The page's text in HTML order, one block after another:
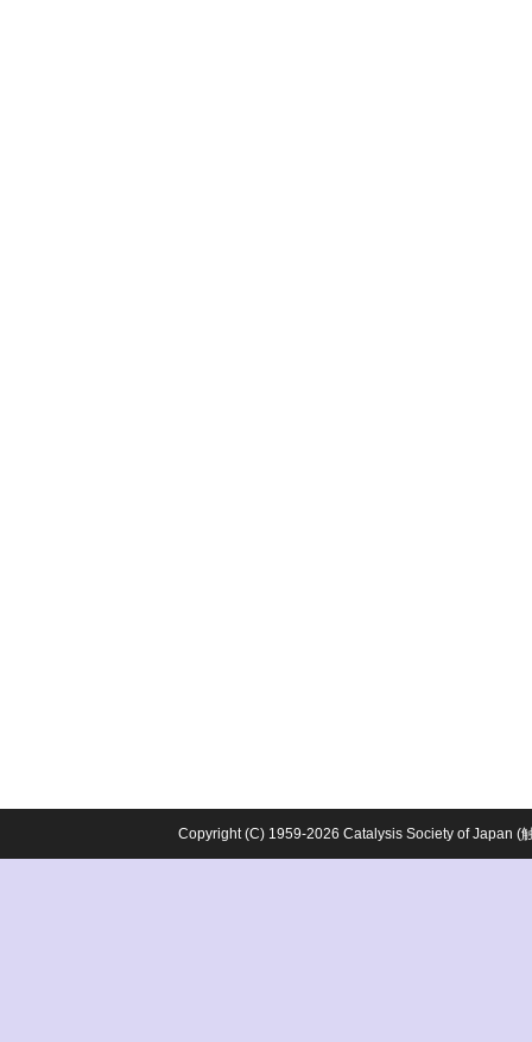
Copyright (C) 1959-2026 Catalysis Society of Japan (